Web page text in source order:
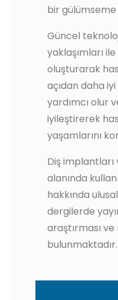
bir
Güncel
yaklaşımları
oluşturarak
açıdan daha
yardımcı olur
iyileştirerek
yaşamlarını
Diş implantları
alanında
hakkında
dergilerde
araştırması
bulunmaktadır.